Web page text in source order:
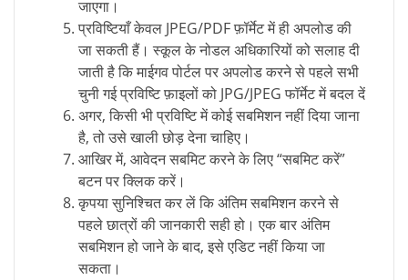
जाएगा।
प्रविष्टियाँ केवल JPEG/PDF फ़ॉर्मेट में ही अपलोड की
जा सकती हैं। स्कूल के नोडल अधिकारियों को सलाह दी
जाती है कि माईगव पोर्टल पर अपलोड करने से पहले सभी
चुनी गई प्रविष्टि फ़ाइलों को JPG/JPEG फॉर्मेट में बदल दें
अगर, किसी भी प्रविष्टि में कोई सबमिशन नहीं दिया जाना
है, तो उसे खाली छोड़ देना चाहिए।
आखिर में, आवेदन सबमिट करने के लिए “सबमिट करें”
बटन पर क्लिक करें।
कृपया सुनिश्चित कर लें कि अंतिम सबमिशन करने से
पहले छात्रों की जानकारी सही हो। एक बार अंतिम
सबमिशन हो जाने के बाद, इसे एडिट नहीं किया जा
सकता।